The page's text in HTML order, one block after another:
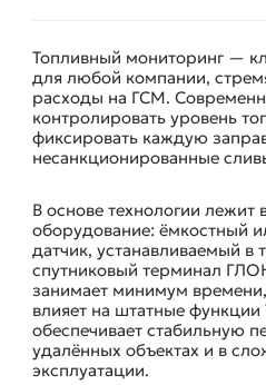
Топливный мониторинг —
для любой компании,
расходы на ГСМ.
контролировать уровень
фиксировать каждую
несанкционированные
В основе технологии лежит
оборудование: ёмкостный
датчик, устанавливаемый в
спутниковый терминал
занимает минимум
влияет на штатные
обеспечивает стабильную
удалённых объектах и в
эксплуатации.